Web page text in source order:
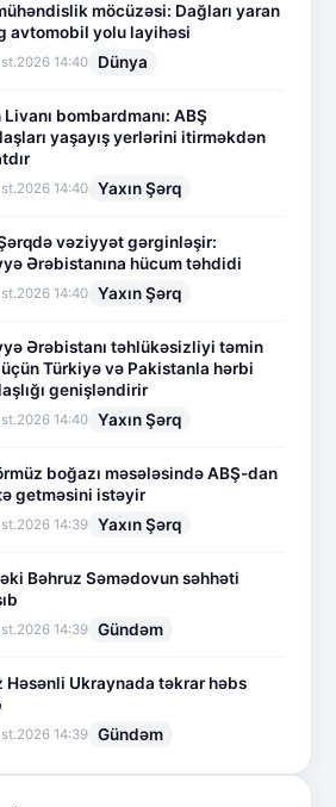
möcüzəsi: Dağları yaran
avtomobil yolu layihəsi
14:40 Dünya
bombardmanı: ABŞ
yaşayış yerlərini itirməkdən
14:40 Yaxın Şərq
vəziyyət gərginləşir:
Ərəbistanına hücum təhdidi
14:40 Yaxın Şərq
Ərəbistanı təhlükəsizliyi təmin
Türkiyə və Pakistanla hərbi
genişləndirir
14:40 Yaxın Şərq
boğazı məsələsində ABŞ-dan
getməsini istəyir
14:39 Yaxın Şərq
Bəhruz Səmədovun səhhəti
14:39 Gündəm
Həsənli Ukraynada təkrar həbs
14:39 Gündəm